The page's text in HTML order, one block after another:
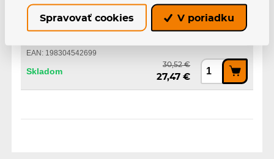
Nie je skladom
30,52 €
27,47 €
EAN: 198304542699
Skladom
30,52 €
27,47 €
Spravovať cookies V poriadku